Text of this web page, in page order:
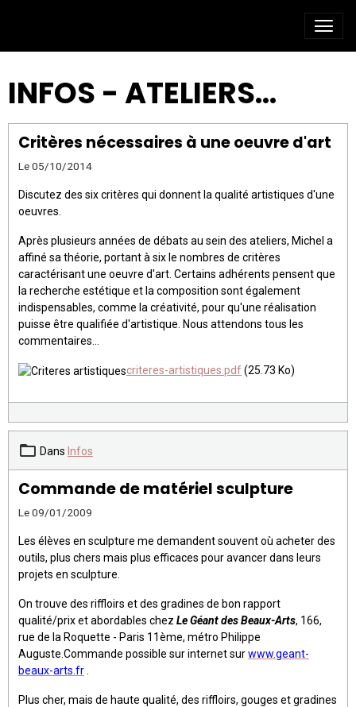
INFOS - ATELIERS...
Critères nécessaires à une oeuvre d'art
Le 05/10/2014
Discutez des six critères qui donnent la qualité artistiques d'une
oeuvres.
Après plusieurs années de débats au sein des ateliers, Michel a
affiné sa théorie, portant à six le nombres de critères
caractérisant une oeuvre d'art. Certains adhérents pensent que
la recherche estétique et la composition sont également
indispensables, comme la créativité, pour qu'une réalisation
puisse être qualifiée d'artistique. Nous attendons tous les
commentaires...
criteres-artistiques.pdf(25.73 Ko)
Dans Infos
Commande de matériel sculpture
Le 09/01/2009
Les élèves en sculpture me demandent souvent où acheter des
outils, plus chers mais plus efficaces pour avancer dans leurs
projets en sculpture.
On trouve des riffloirs et des gradines de bon rapport
qualité/prix et abordables chez Le Géant des Beaux-Arts, 166,
rue de la Roquette - Paris 11ème, métro Philippe
Auguste.Commande possible sur internet surwww.geant-
beaux-arts.fr
Plus cher, mais de haute qualité, des riffloirs, gouges et gradines